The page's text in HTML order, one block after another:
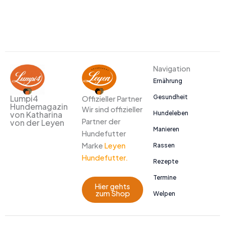
Lumpi4
Hundemagazin
von Katharina
von der Leyen
Offizieller Partner
Wir sind offizieller
Partner der
Hundefutter
Marke Leyen
Hundefutter.
Hier gehts
zum Shop
Navigation
Ernährung
Gesundheit
Hundeleben
Manieren
Rassen
Rezepte
Termine
Welpen